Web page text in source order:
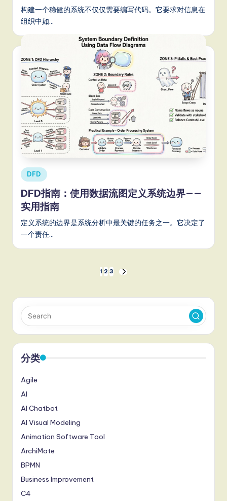
构建一个稳健的系统不仅仅需要编写代码。它要求对信息在
组织中如…
Posted
in
DFD
DFD指南：使用数据流图定义系统边界——
实用指南
定义系统的边界是系统分析中最关键的任务之一。它决定了
一个责任…
章
分
页
1 2 3
NEXT
分类
Agile
AI
AI Chatbot
AI Visual Modeling
Animation Software Tool
ArchiMate
BPMN
Business Improvement
C4